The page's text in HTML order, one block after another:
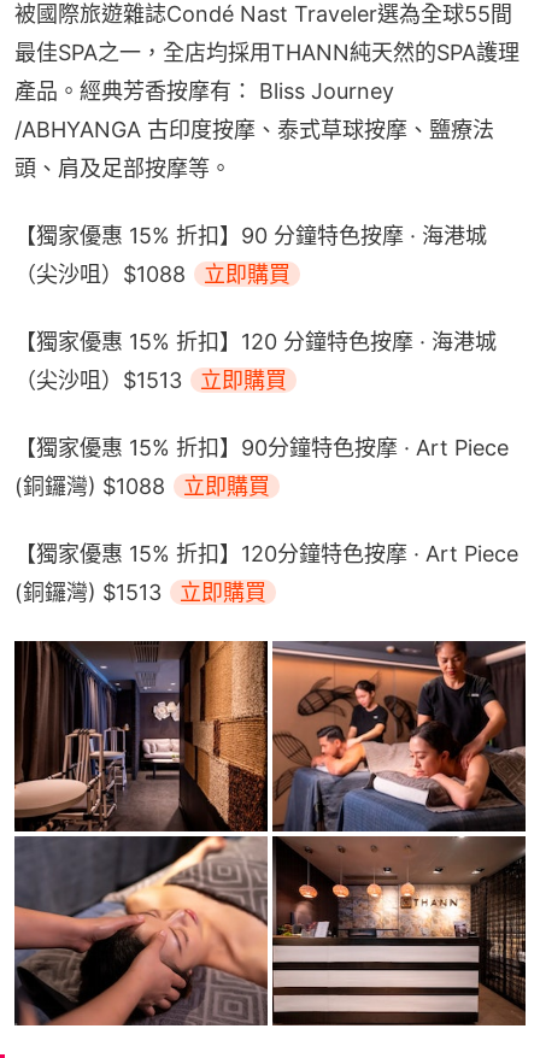
被國際旅遊雜誌Condé Nast Traveler選為全球55間
最佳SPA之一，全店均採用THANN純天然的SPA護理
產品。經典芳香按摩有： Bliss Journey
/ABHYANGA 古印度按摩、泰式草球按摩、鹽療法
頭、肩及足部按摩等。
【獨家優惠 15% 折扣】90 分鐘特色按摩 · 海港城
（尖沙咀）$1088
立即購買
【獨家優惠 15% 折扣】120 分鐘特色按摩 · 海港城
（尖沙咀）$1513
立即購買
【獨家優惠 15% 折扣】90分鐘特色按摩 · Art Piece
(銅鑼灣) $1088
立即購買
【獨家優惠 15% 折扣】120分鐘特色按摩 · Art Piece
(銅鑼灣) $1513
立即購買